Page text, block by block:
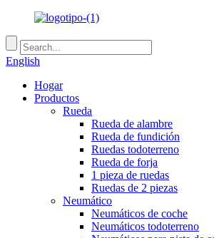
English
Hogar
Productos
Rueda
Rueda de alambre
Rueda de fundición
Ruedas todoterreno
Rueda de forja
1 pieza de ruedas
Ruedas de 2 piezas
Neumático
Neumáticos de coche
Neumáticos todoterreno